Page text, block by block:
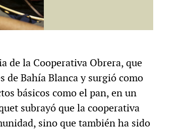
de la Cooperativa Obrera, que
de Bahía Blanca y surgió como
básicos como el pan, en un
subrayó que la cooperativa
sino que también ha sido